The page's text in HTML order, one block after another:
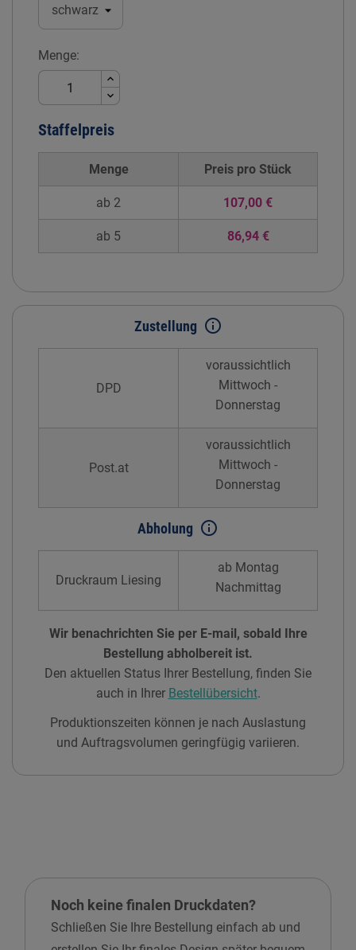
Menge:
Staffelpreis
Menge Preis pro Stück
ab 2 107,00 €
ab 5 86,94 €
Zustellung info_outline
DPD
voraussichtlich
Mittwoch -
Donnerstag
Post.at
voraussichtlich
Mittwoch -
Donnerstag
Abholung info_outline
Druckraum Liesing
ab Montag
Nachmittag
Wir benachrichten Sie per E-mail, sobald Ihre
Bestellung abholbereit ist.
Den aktuellen Status Ihrer Bestellung, finden Sie
auch in Ihrer Bestellübersicht.
Produktionszeiten können je nach Auslastung
und Auftragsvolumen geringfügig variieren.
Noch keine finalen Druckdaten?
Schließen Sie Ihre Bestellung einfach ab und